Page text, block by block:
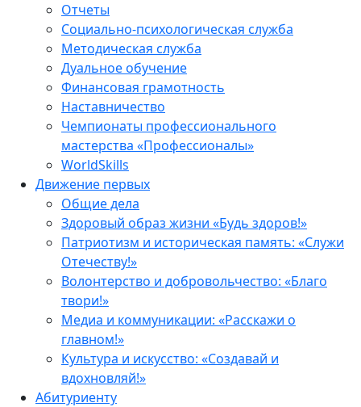
Отчеты
Социально-психологическая служба
Методическая служба
Дуальное обучение
Финансовая грамотность
Наставничество
Чемпионаты профессионального
мастерства «Профессионалы»
WorldSkills
Движение первых
Общие дела
Здоровый образ жизни «Будь здоров!»
Патриотизм и историческая память: «Служи
Отечеству!»
Волонтерство и добровольчество: «Благо
твори!»
Медиа и коммуникации: «Расскажи о
главном!»
Культура и искусство: «Создавай и
вдохновляй!»
Абитуриенту